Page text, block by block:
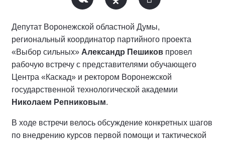
Депутат Воронежской областной Думы,
региональный координатор партийного проекта
«Выбор сильных» Александр Пешиков провел
рабочую встречу с представителями обучающего
Центра «Каскад» и ректором Воронежской
государственной технологической академии
Николаем Репниковым.
В ходе встречи велось обсуждение конкретных шагов
по внедрению курсов первой помощи и тактической